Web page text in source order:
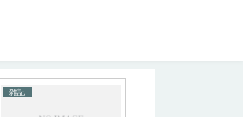
雑記